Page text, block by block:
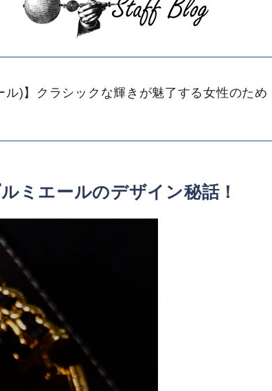
)】クラシックな輝きが魅了する女性のため
ミエールのデザイン秘話！